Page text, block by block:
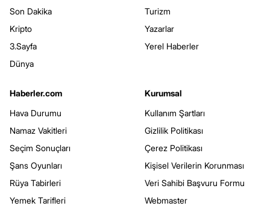
Son Dakika
Kripto
3.Sayfa
Dünya
Turizm
Yazarlar
Yerel Haberler
Haberler.com
Hava Durumu
Namaz Vakitleri
Seçim Sonuçları
Şans Oyunları
Rüya Tabirleri
Yemek Tarifleri
Kurumsal
Kullanım Şartları
Gizlilik Politikası
Çerez Politikası
Kişisel Verilerin Korunması
Veri Sahibi Başvuru Formu
Webmaster